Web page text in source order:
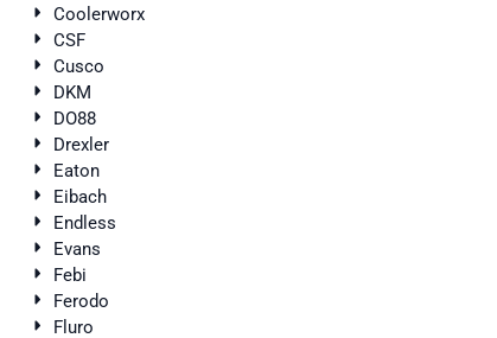
Coolerworx
CSF
Cusco
DKM
DO88
Drexler
Eaton
Eibach
Endless
Evans
Febi
Ferodo
Fluro